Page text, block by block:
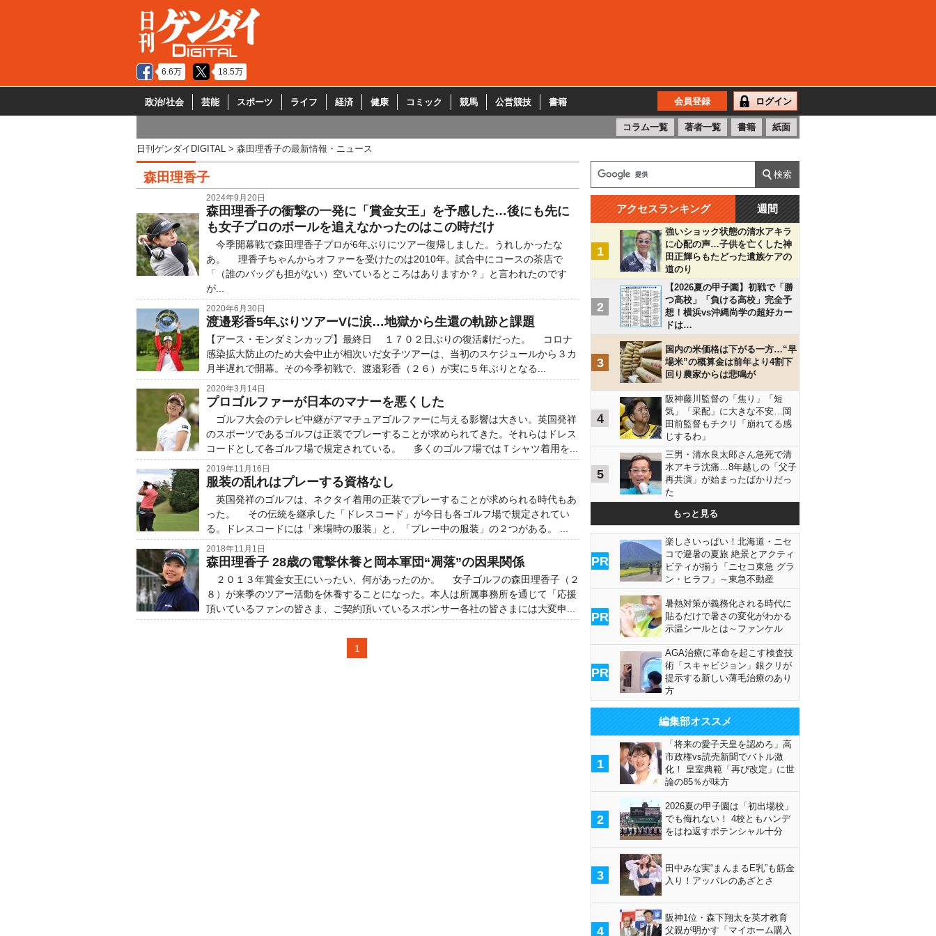
6.6万 18.5万
政治/社会 芸能 スポーツ ライフ 経済 健康 コミック 競馬 公営競技 書籍 会員登録 ログイン
コラム一覧 著者一覧 書籍 紙面
日刊ゲンダイDIGITAL 森田理香子の最新情報・ニュース
森田理香子
2024年9月20日
森田理香子の衝撃の一発に「賞金女王」を予感した…後にも先に
も女子プロのボールを追えなかったのはこの時だけ
今季開幕戦で森田理香子プロが6年ぶりにツアー復帰しました。うれしかったな
あ。 理香子ちゃんからオファーを受けたのは2010年。試合中にコースの茶店で
「（誰のバッグも担がない）空いているところはありますか？」と言われたのです
が...
2020年6月30日
渡邉彩香5年ぶりツアーVに涙…地獄から生還の軌跡と課題
【アース・モンダミンカップ】最終日 １７０２日ぶりの復活劇だった。 コロナ
感染拡大防止のため大会中止が相次いだ女子ツアーは、当初のスケジュールから３カ
月半遅れで開幕。その今季初戦で、渡邉彩香（２６）が実に５年ぶりとなる...
2020年3月14日
プロゴルファーが日本のマナーを悪くした
ゴルフ大会のテレビ中継がアマチュアゴルファーに与える影響は大きい。英国発祥
のスポーツであるゴルフは正装でプレーすることが求められてきた。それらはドレス
コードとして各ゴルフ場で規定されている。 多くのゴルフ場ではＴシャツ着用を...
2019年11月16日
服装の乱れはプレーする資格なし
英国発祥のゴルフは、ネクタイ着用の正装でプレーすることが求められる時代もあ
った。 その伝統を継承した「ドレスコード」が今日も各ゴルフ場で規定されてい
る。ドレスコードには「来場時の服装」と、「プレー中の服装」の２つがある。 ...
2018年11月1日
森田理香子 28歳の電撃休養と岡本軍団“凋落”の因果関係
２０１３年賞金女王にいったい、何があったのか。 女子ゴルフの森田理香子（２
８）が来季のツアー活動を休養することになった。本人は所属事務所を通じて「応援
頂いているファンの皆さま、ご契約頂いているスポンサー各社の皆さまには大変申...
1
アクセスランキング 週間
1
強いショック状態の清水アキラ
に心配の声…子供を亡くした神
田正輝らもたどった遺族ケアの
道のり
2
【2026夏の甲子園】初戦で「勝
つ高校」「負ける高校」完全予
想！横浜vs沖縄尚学の超好カー
ドは…
3
国内の米価格は下がる一方…“早
場米”の概算金は前年より4割下
回り農家からは悲鳴が
4
阪神藤川監督の「焦り」「短
気」「采配」に大きな不安…岡
田前監督もチクリ「崩れてる感
じするわ」
5
三男・清水良太郎さん急死で清
水アキラ沈痛…8年越しの「父子
再共演」が始まったばかりだっ
た
もっと見る
PR
楽しさいっぱい！北海道・ニセ
コで避暑の夏旅 絶景とアクティ
ビティが揃う「ニセコ東急 グラ
ン・ヒラフ」～東急不動産
PR
暑熱対策が義務化される時代に
貼るだけで暑さの変化がわかる
示温シールとは～ファンケル
PR
AGA治療に革命を起こす検査技
術「スキャビジョン」銀クリが
提示する新しい薄毛治療のあり
方
編集部オススメ
1
「将来の愛子天皇を認めろ」高
市政権vs読売新聞でバトル激
化！ 皇室典範「再び改定」に世
論の85％が味方
2
2026夏の甲子園は「初出場校」
でも侮れない！ 4校ともハンデ
をはね返すポテンシャル十分
3
田中みな実“まんまるE乳”も筋金
入り！アッパレのあざとさ
4
阪神1位・森下翔太を英才教育
父親が明かす「マイホーム購入